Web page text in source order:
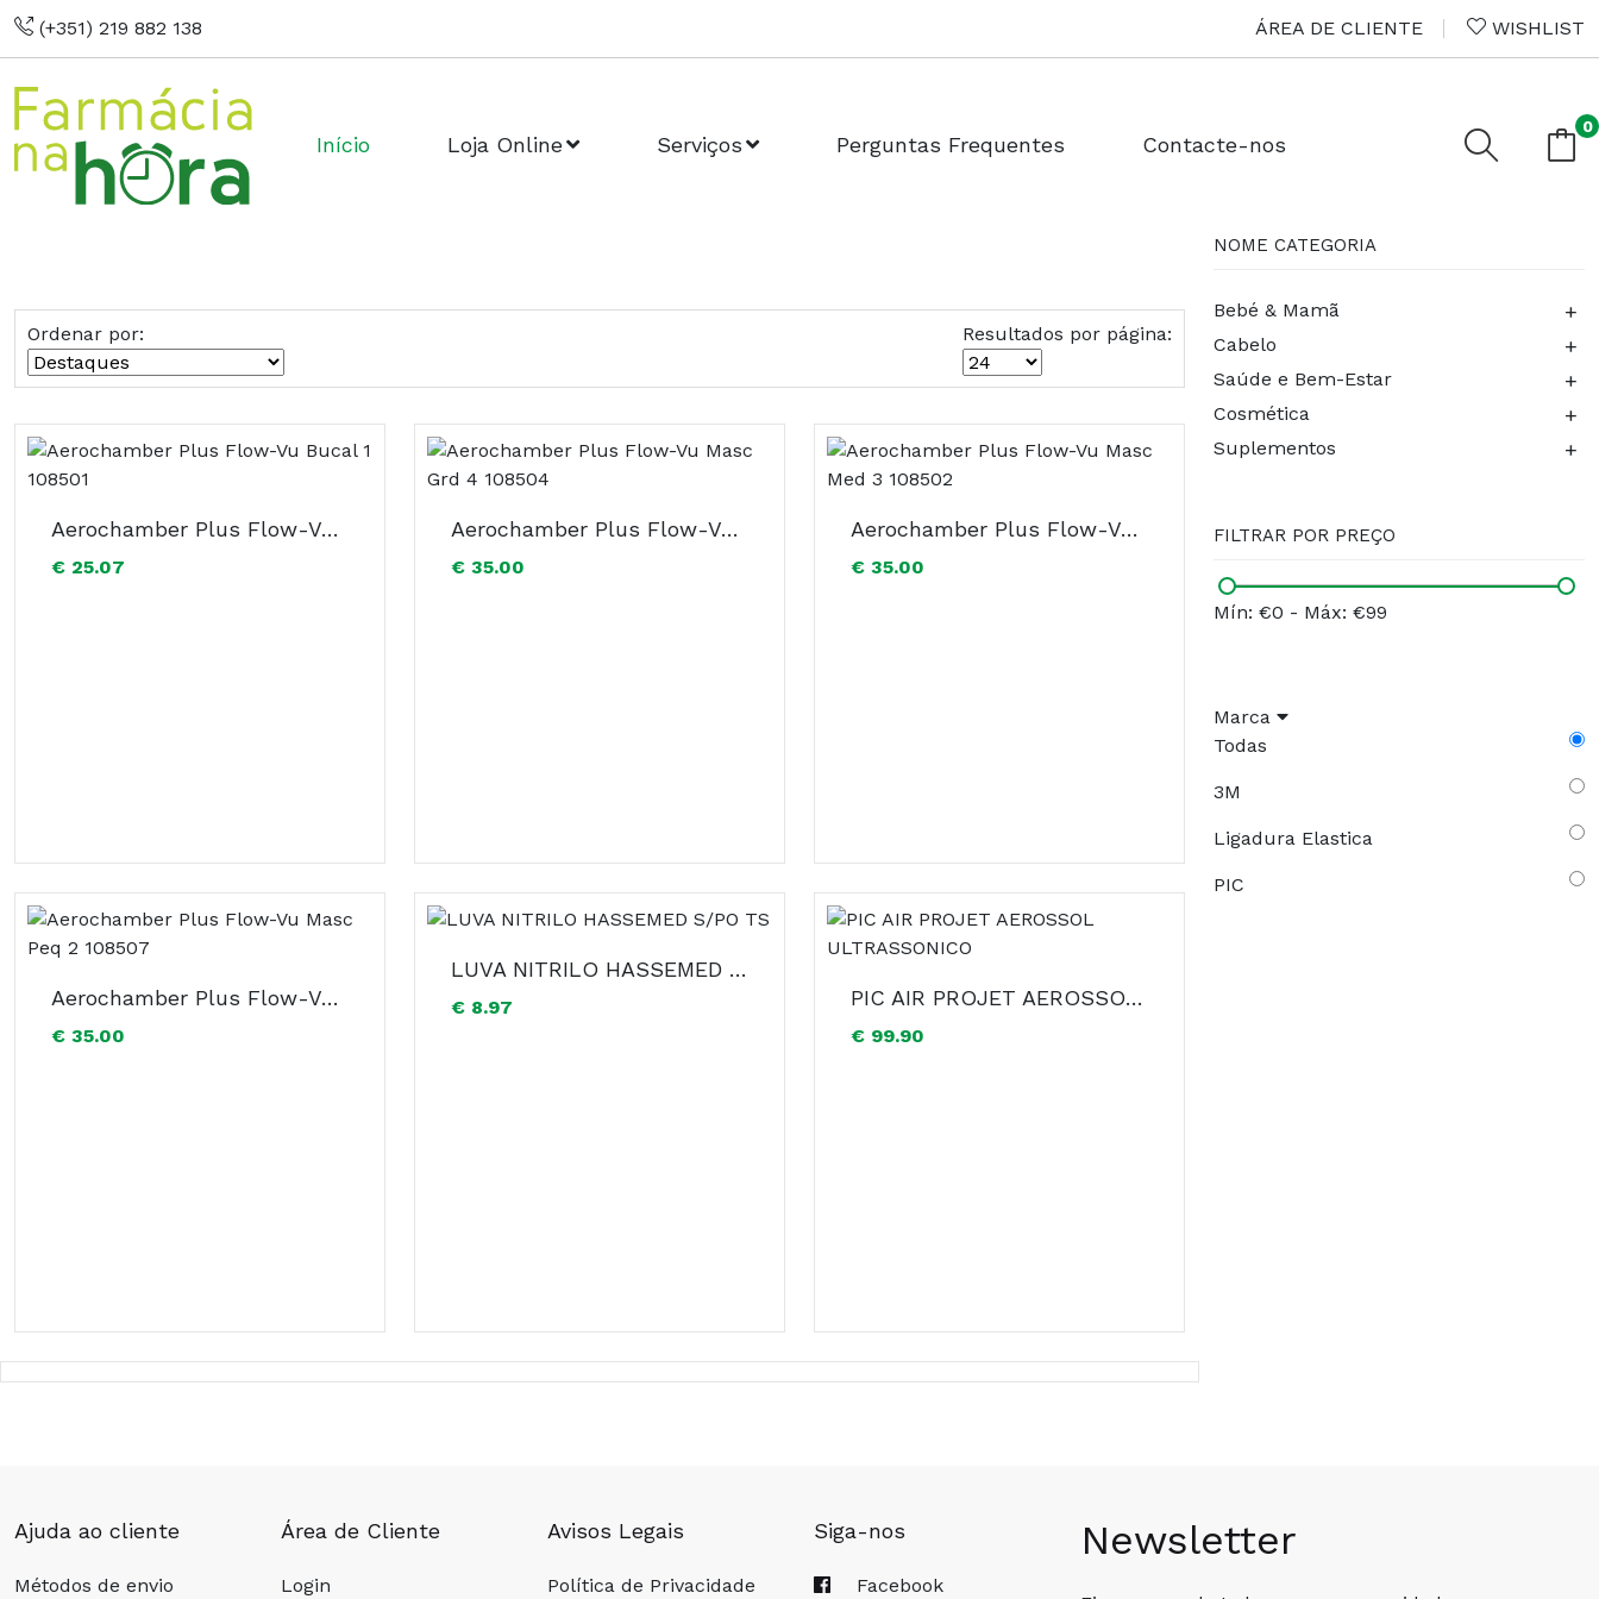
(+351) 219 882 138 ÁREA DE CLIENTE WISHLIST
Início Loja Online Serviços Perguntas Frequentes Contacte-nos
0
Ordenar por: Resultados por página:
Aerochamber Plus Flow-Vu Bucal 1 108501
€ 25.07
Aerochamber Plus Flow-Vu Masc Grd 4 108504
€ 35.00
Aerochamber Plus Flow-Vu Masc Med 3 108502
€ 35.00
Aerochamber Plus Flow-Vu Masc Peq 2 108507
€ 35.00
LUVA NITRILO HASSEMED S/PO TS
€ 8.97 PIC AIR PROJET AEROSSOL ULTRASSONICO
€ 99.90
NOME CATEGORIA
Bebé & Mamã +
Cabelo +
Saúde e Bem-Estar +
Cosmética +
Suplementos +
FILTRAR POR PREÇO
Mín: €0 - Máx: €99
Marca
Todas
3M
Ligadura Elastica
PIC
Ajuda ao cliente
Métodos de envio
Área de Cliente
Login
Avisos Legais
Política de Privacidade
Siga-nos
Facebook
Newsletter